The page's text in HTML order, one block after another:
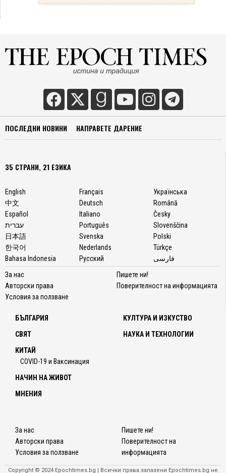
ПОСЛЕДНИ НОВИНИ НАПРАВЕТЕ ДАРЕНИЕ
35 СТРАНИ, 21 ЕЗИКА
English
中文
Español
עברית
日本語
한국어
Bahasa Indonesia
Français
Deutsch
Italiano
Português
Svenska
Nederlands
Русский
Українська
Română
Česky
Slovenščina
Polski
Türkçe
فارسی
За нас
Авторски права
Условия за ползване
Пишете ни!
Поверителност на информацията
БЪЛГАРИЯ
СВЯТ
КИТАЙ
COVID-19 и Ваксинация
КУЛТУРА И ИЗКУСТВО
НАУКА И ТЕХНОЛОГИИ
НАЧИН НА ЖИВОТ
МНЕНИЯ
За нас
Авторски права
Условия за ползване
Пишете ни!
Поверителност на
информацията
Copyright © 2024 Epochtimes.bg | Всички права запазени Epochtimes.bg не